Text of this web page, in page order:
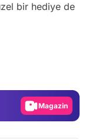
bir hediye de
Video